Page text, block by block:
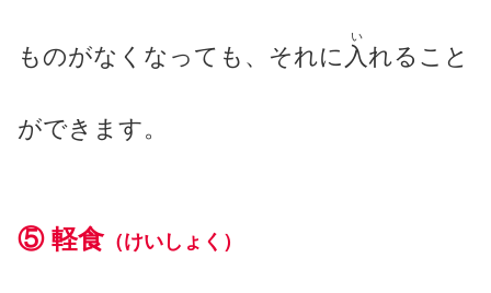
ものがなくなっても、それに 入
い
れること
ができます。
⑤ 軽食（けいしょく）